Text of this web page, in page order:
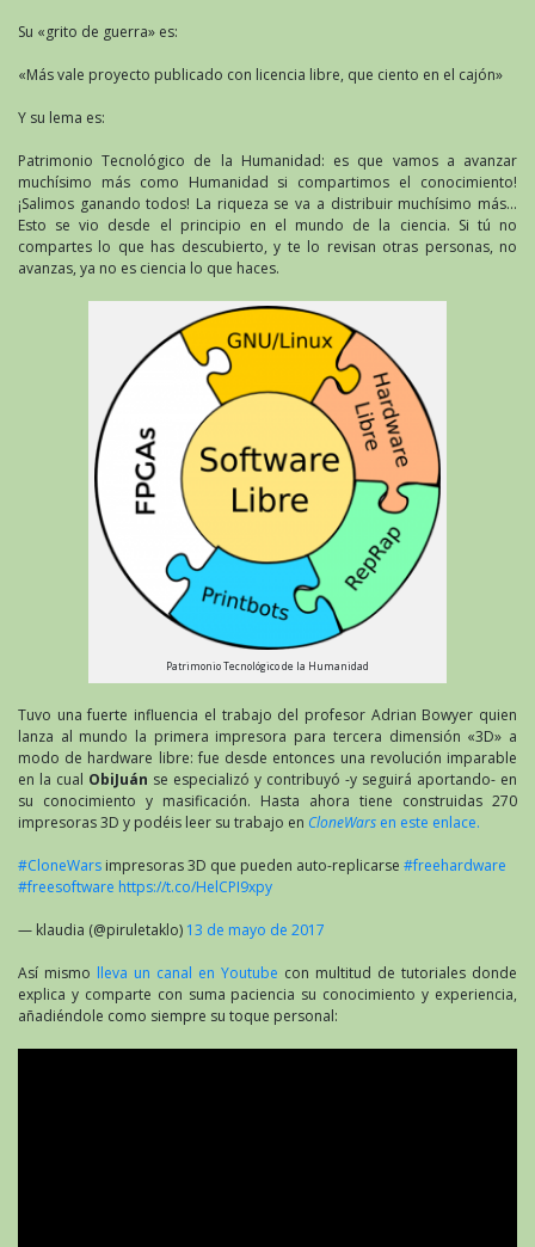
Su «grito de guerra» es:
«Más vale proyecto publicado con licencia libre, que ciento en el cajón»
Y su lema es:
Patrimonio Tecnológico de la Humanidad: es que vamos a avanzar
muchísimo más como Humanidad si compartimos el conocimiento!
¡Salimos ganando todos! La riqueza se va a distribuir muchísimo más…
Esto se vio desde el principio en el mundo de la ciencia. Si tú no
compartes lo que has descubierto, y te lo revisan otras personas, no
avanzas, ya no es ciencia lo que haces.
Patrimonio Tecnológico de la Humanidad
Tuvo una fuerte influencia el trabajo del profesor Adrian Bowyer quien
lanza al mundo la primera impresora para tercera dimensión «3D» a
modo de hardware libre: fue desde entonces una revolución imparable
en la cual ObiJuán se especializó y contribuyó -y seguirá aportando- en
su conocimiento y masificación. Hasta ahora tiene construidas 270
impresoras 3D y podéis leer su trabajo en CloneWars en este enlace.
#CloneWars impresoras 3D que pueden auto-replicarse #freehardware
#freesoftware https://t.co/HelCPI9xpy
— klaudia (@piruletaklo) 13 de mayo de 2017
Así mismo lleva un canal en Youtube con multitud de tutoriales donde
explica y comparte con suma paciencia su conocimiento y experiencia,
añadiéndole como siempre su toque personal: